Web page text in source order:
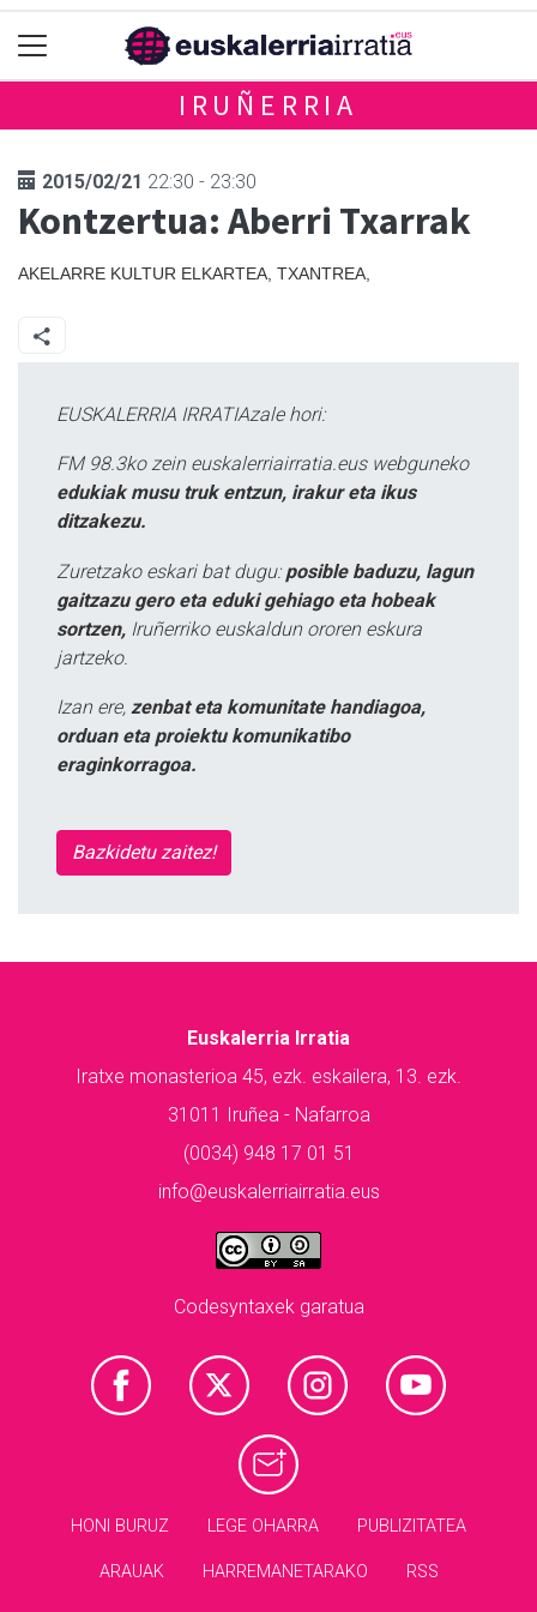
IRUÑERRIA
2015/02/21 22:30 - 23:30
Kontzertua: Aberri Txarrak
AKELARRE KULTUR ELKARTEA, TXANTREA,
EUSKALERRIA IRRATIAzale hori:
FM 98.3ko zein euskalerriairratia.eus webguneko
edukiak musu truk entzun, irakur eta ikus
ditzakezu.
Zuretzako eskari bat dugu: posible baduzu, lagun
gaitzazu gero eta eduki gehiago eta hobeak
sortzen, Iruñerriko euskaldun ororen eskura
jartzeko.
Izan ere, zenbat eta komunitate handiagoa,
orduan eta proiektu komunikatibo
eraginkorragoa.
Bazkidetu zaitez!
Euskalerria Irratia
Iratxe monasterioa 45, ezk. eskailera, 13. ezk.
31011 Iruñea - Nafarroa
(0034) 948 17 01 51
info@euskalerriairratia.eus
Codesyntaxek garatua
HONI BURUZ LEGE OHARRA PUBLIZITATEA
ARAUAK HARREMANETARAKO RSS